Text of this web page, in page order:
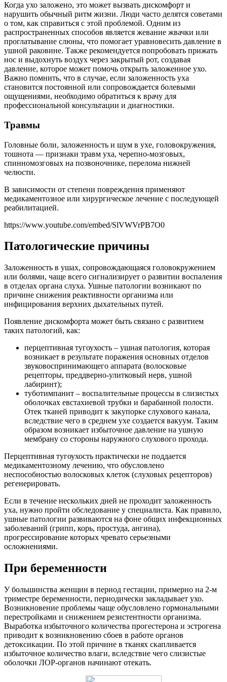
Когда ухо заложено, это может вызвать дискомфорт и
нарушить обычный ритм жизни. Люди часто делятся советами
о том, как справиться с этой проблемой. Одним из
распространенных способов является жевание жвачки или
проглатывание слюны, что помогает уравновесить давление в
ушной раковине. Также рекомендуется попробовать прижать
нос и выдохнуть воздух через закрытый рот, создавая
давление, которое может помочь открыть заложенное ухо.
Важно помнить, что в случае, если заложенность уха
становится постоянной или сопровождается болевыми
ощущениями, необходимо обратиться к врачу для
профессиональной консультации и диагностики.
Травмы
Головные боли, заложенность и шум в ухе, головокружения,
тошнота — признаки травм уха, черепно-мозговых,
спинномозговых на позвоночнике, перелома нижней
челюсти.
В зависимости от степени повреждения применяют
медикаментозное или хирургическое лечение с последующей
реабилитацией.
https://www.youtube.com/embed/SlVWVrPB7O0
Патологические причины
Заложенность в ушах, сопровождающаяся головокружением
или болями, чаще всего сигнализирует о развитии воспаления
в отделах органа слуха. Ушные патологии возникают по
причине снижения реактивности организма или
инфицирования верхних дыхательных путей.
Появление дискомфорта может быть связано с развитием
таких патологий, как:
перцептивная тугоухость – ушная патология, которая
возникает в результате поражения основных отделов
звуковоспринимающего аппарата (волосковые
рецепторы, преддверно-улитковый нерв, ушной
лабиринт);
туботимпанит – воспалительные процессы в слизистых
оболочках евстахиевой трубки и барабанной полости.
Отек тканей приводит к закупорке слухового канала,
вследствие чего в среднем ухе создается вакуум. Таким
образом возникает избыточное давление на ушную
мембрану со стороны наружного слухового прохода.
Перцептивная тугоухость практически не поддается
медикаментозному лечению, что обусловлено
неспособностью волосковых клеток (слуховых рецепторов)
регенерировать.
Если в течение нескольких дней не проходит заложенность
уха, нужно пройти обследование у специалиста. Как правило,
ушные патологии развиваются на фоне общих инфекционных
заболеваний (грипп, корь, простуда, ангина),
прогрессирование которых чревато серьезными
осложнениями.
При беременности
У большинства женщин в период гестации, примерно на 2-м
триместре беременности, периодически закладывает ухо.
Возникновение проблемы чаще обусловлено гормональными
перестройками и снижением резистентности организма.
Выработка избыточного количества прогестерона и эстрогена
приводит к возникновению сбоев в работе органов
детоксикации. По этой причине в тканях скапливается
избыточное количество влаги, вследствие чего слизистые
оболочки ЛОР-органов начинают отекать.